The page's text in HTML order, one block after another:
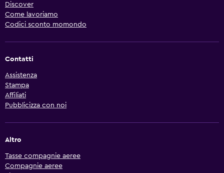
Discover
Come lavoriamo
Codici sconto momondo
Contatti
Assistenza
Stampa
Affiliati
Pubblicizza con noi
Altro
Tasse compagnie aeree
Compagnie aeree